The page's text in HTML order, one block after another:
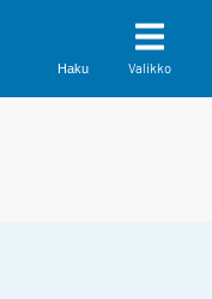
Haku Valikko